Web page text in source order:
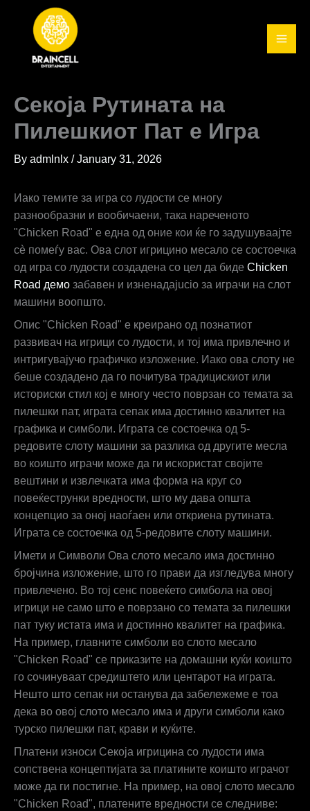
content
Секоја Рутината на
Пилешкиот Пат е Игра
By admlnlx /January 31, 2026
Иако темите за игра со лудости се многу
разнообразни и вообичаени, така нареченото
"Chicken Road" е една од оние кои ќе го задушуваајтe
сè помеѓу вас. Ова слот игрицино месало се состоечка
од игра со лудости создадена со цел да биде Chicken
Road демо забавен и изненадаjucio за играчи на слот
машини воопшто.
Опис "Chicken Road" е креирано од познатиот
развивач на игрици со лудости, и тој има привлечно и
интригуваjучo графичко изложение. Иако ова слоту не
беше создадено да го почитува традицискиот или
историски стил кој е многу често поврзан со темата за
пилешки пат, играта сепак има достинно квалитет на
графика и симболи. Играта се состоечка од 5-
редовите слоту машини за разлика од другите месла
во коишто играчи може да ги искористат својите
вештини и извлечката има форма на круг со
повеќеструнки вредности, што му дава општа
концепцио за оној наоѓаен или откриена рутината.
Играта се состоечка од 5-редовите слоту машини.
Имети и Символи Ова слото месало има достинно
бројчина изложение, што го прави да изгледува многу
привлечено. Во тој сенс повеќето симбола на овој
игрици не само што е поврзано со темата за пилешки
пат туку истата има и достинно квалитет на графика.
На пример, главните симболи во слото месало
"Chicken Road" се приказите на домашни куќи коишто
го сочинуваат средиштето или центарот на играта.
Нешто што сепак ни останува да забележеме е тоа
дека во овој слото месало има и други симболи како
турско пилешки пат, крави и куќите.
Платени износи Секоја игрицина со лудости има
сопствена концептијата за платините коишто играчот
може да ги постигне. На пример, на овој слото месало
"Chicken Road", платените вредности се следниве: